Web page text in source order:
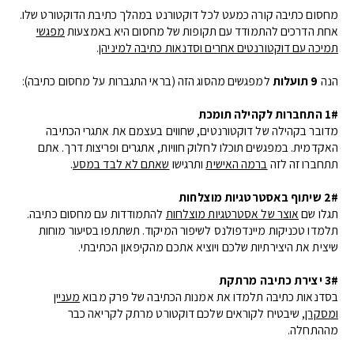
מחסום כתיבה קורה כמעט לכל דוקטורנט במהלך כתיבת הדוקטורט שלו.
אחת הדרכים להתמודד עם תקופות של מחסום היא באמצעות מפגשי
תמיכה עם דוקטורנטים אחרים וסדנאות כתיבה למיניהן.
הנה 9 תועלות למפגשים מהסוג הזה (בראי התגברות על מחסום כתיבה):
1# התחברות לקהילה תומכת
מדובר בקהילה של דוקטורנטים, שחווים בעצמם את אתגרי הכתיבה
האקדמית. במפגשים תוכלו לחלוק חוויות, אתגרים ופריצות דרך. אתם
תתחברו זה לזה ברמה האישית ותרגישו שאתם לא לבד במסע.
2# שיתוף באסטרטגיות מוצלחות
תגלו שם אוצר של אסטרטגיות מוצלחות להתמודדות עם מחסום כתיבה.
תלמדו טכניקות מיינדפולנס לשיפור המיקוד. תשתתפו בסיעור מוחות
שיצית את היצירתיות שלכם ויוציא אתכם מהקיפאון הכתיבתי.
3# יצירת כתיבה מרתקת
בסדנאות כתיבה תלמדו את אמנות הכתיבה של פרק מבוא מעניין
ומסקרן, שיבטיח לקוראים שלכם דוקטורט מרתק לקריאה כבר
מההתחלה.